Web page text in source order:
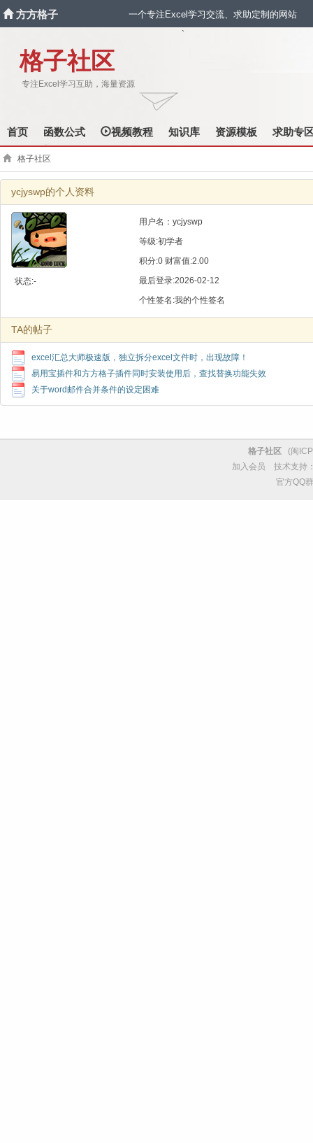
方方格子 一个专注Excel学习交流、求助定制的网站
格子社区
专注Excel学习互助，海量资源
`
首页 函数公式 视频教程 知识库 资源模板 求助专
格子社区
ycjyswp的个人资料
状态:-
用户名：ycjyswp
等级:初学者
积分:0 财富值:2.00
最后登录:2026-02-12
个性签名:我的个性签名
TA的帖子
excel汇总大师极速版，独立拆分excel文件时，出现故障！
易用宝插件和方方格子插件同时安装使用后，查找替换功能失效
关于word邮件合并条件的设定困难
格子社区 (闽
加入会员
技术支持
官方QQ